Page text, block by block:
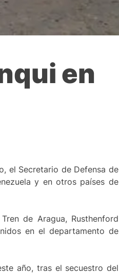
en
el Secretario de Defensa de
y en otros países de
de Aragua, Rusthenford
en el departamento de
año, tras el secuestro del